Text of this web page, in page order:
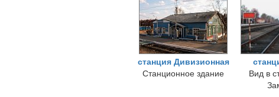
станция Дивизионная
Станционное здание
Вид в